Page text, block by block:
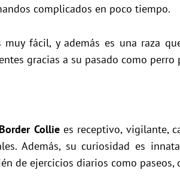
complicados en poco tiempo.
fácil, y además es una raza
gracias a su pasado como perro
Border Colliees receptivo, vigilante,
Además, su curiosidad es
de ejercicios diarios como paseos,